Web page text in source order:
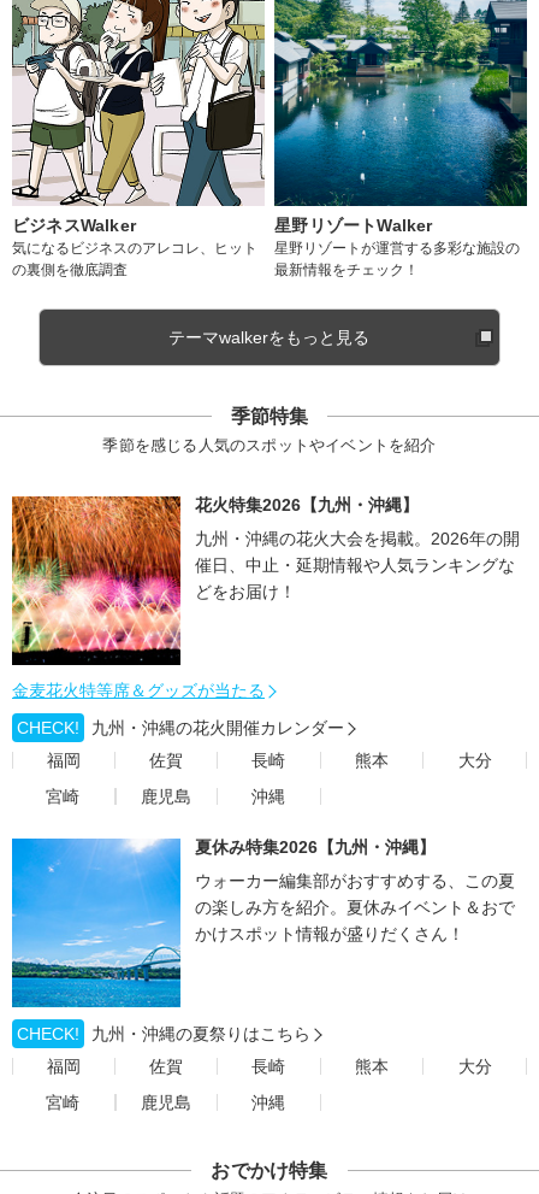
ビジネスWalker
気になるビジネスのアレコレ、ヒット
の裏側を徹底調査
星野リゾートWalker
星野リゾートが運営する多彩な施設の
最新情報をチェック！
テーマwalkerをもっと見る
季節特集
季節を感じる人気のスポットやイベントを紹介
花火特集2026【九州・沖縄】
九州・沖縄の花火大会を掲載。2026年の開
催日、中止・延期情報や人気ランキングな
どをお届け！
金麦花火特等席＆グッズが当たる
CHECK!
九州・沖縄の花火開催カレンダー
福岡
佐賀 長崎 熊本
大分
宮崎
鹿児島 沖縄
夏休み特集2026【九州・沖縄】
ウォーカー編集部がおすすめする、この夏
の楽しみ方を紹介。夏休みイベント＆おで
かけスポット情報が盛りだくさん！
CHECK!
九州・沖縄の夏祭りはこちら
福岡
佐賀 長崎 熊本
大分
宮崎
鹿児島 沖縄
おでかけ特集